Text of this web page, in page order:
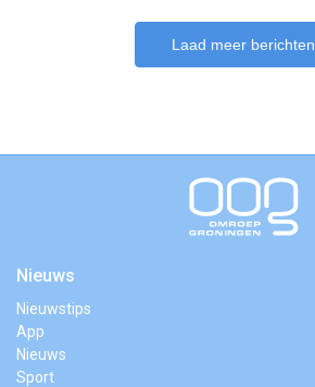
Laad meer berichten
Nieuws
Nieuwstips
App
Nieuws
Sport